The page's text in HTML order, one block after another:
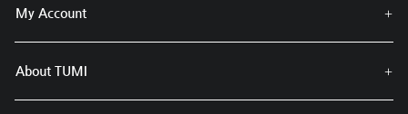
My Account
About TUMI